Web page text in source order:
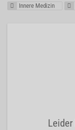
Innere Medizin